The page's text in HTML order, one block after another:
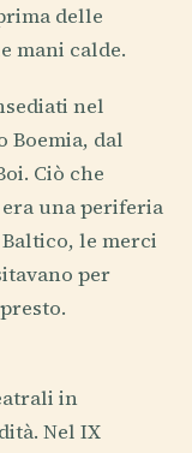
delle
mani calde.
nel
Boemia, dal
Ciò che
era una periferia
le merci
per
in
Nel IX